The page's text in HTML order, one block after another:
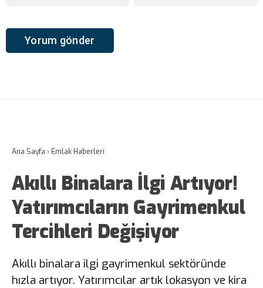
Ana Sayfa › Emlak Haberleri
Akıllı Binalara İlgi Artıyor!
Yatırımcıların Gayrimenkul
Tercihleri Değişiyor
Akıllı binalara ilgi gayrimenkul sektöründe
hızla artıyor. Yatırımcılar artık lokasyon ve kira